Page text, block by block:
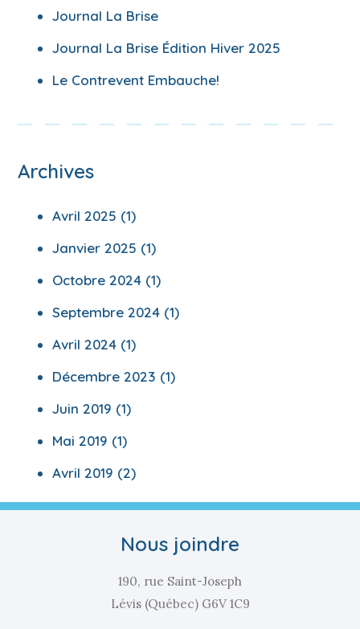
Journal La Brise
Journal La Brise Édition Hiver 2025
Le Contrevent Embauche!
Archives
Avril 2025 (1)
Janvier 2025 (1)
Octobre 2024(1)
Septembre 2024(1)
Avril 2024(1)
Décembre 2023 (1)
Juin 2019 (1)
Mai 2019 (1)
Avril 2019 (2)
Nous joindre
190, rue Saint-Joseph
Lévis (Québec) G6V 1C9